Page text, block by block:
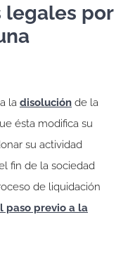
legales por
la disolución de la
ésta modifica su
su actividad
fin de la sociedad
de liquidación
paso previo a la